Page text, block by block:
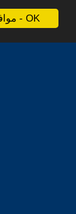
موافق - OK